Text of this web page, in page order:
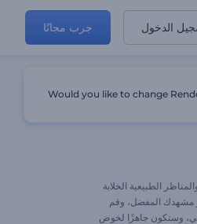
الدخول جرب مجانًا
الطبيعية الخلابة
مشهدك المفضل، وقم
وستكون جاهزًا لخوض
Would you like to change